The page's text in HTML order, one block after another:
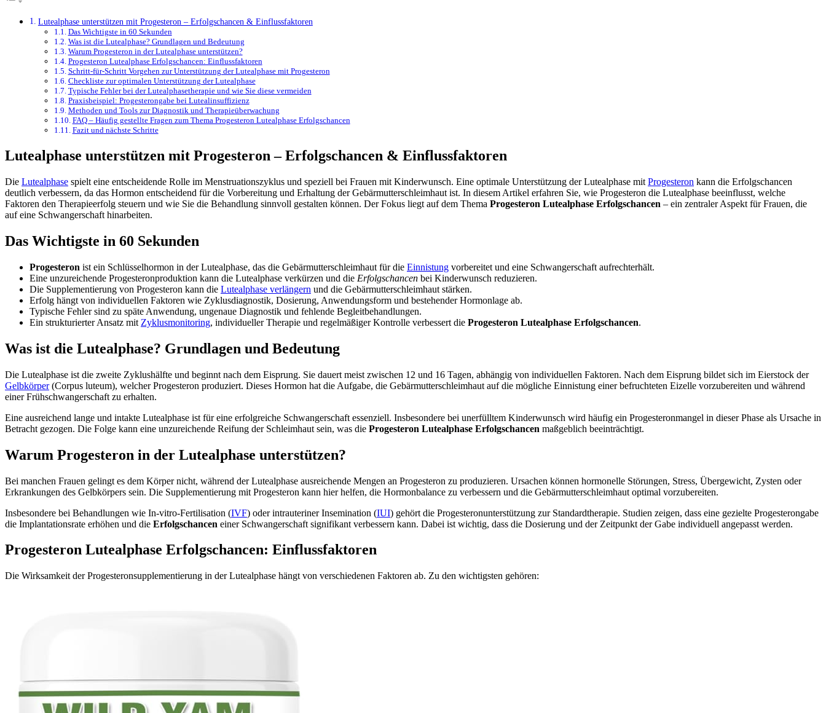
Lutealphase unterstützen mit Progesteron – Erfolgschancen & Einflussfaktoren
Das Wichtigste in 60 Sekunden
Was ist die Lutealphase? Grundlagen und Bedeutung
Warum Progesteron in der Lutealphase unterstützen?
Progesteron Lutealphase Erfolgschancen: Einflussfaktoren
Schritt-für-Schritt Vorgehen zur Unterstützung der Lutealphase mit Progesteron
Checkliste zur optimalen Unterstützung der Lutealphase
Typische Fehler bei der Lutealphasetherapie und wie Sie diese vermeiden
Praxisbeispiel: Progesterongabe bei Lutealinsuffizienz
Methoden und Tools zur Diagnostik und Therapieüberwachung
FAQ – Häufig gestellte Fragen zum Thema Progesteron Lutealphase Erfolgschancen
Fazit und nächste Schritte
Lutealphase unterstützen mit Progesteron – Erfolgschancen & Einflussfaktoren
Die Lutealphase spielt eine entscheidende Rolle im Menstruationszyklus und speziell bei Frauen mit Kinderwunsch. Eine optimale Unterstützung der Lutealphase mit Progesteron kann die Erfolgschancen
deutlich verbessern, da das Hormon entscheidend für die Vorbereitung und Erhaltung der Gebärmutterschleimhaut ist. In diesem Artikel erfahren Sie, wie Progesteron die Lutealphase beeinflusst, welche
Faktoren den Therapieerfolg steuern und wie Sie die Behandlung sinnvoll gestalten können. Der Fokus liegt auf dem Thema Progesteron Lutealphase Erfolgschancen – ein zentraler Aspekt für Frauen, die
auf eine Schwangerschaft hinarbeiten.
Das Wichtigste in 60 Sekunden
Progesteron ist ein Schlüsselhormon in der Lutealphase, das die Gebärmutterschleimhaut für die Einnistung vorbereitet und eine Schwangerschaft aufrechterhält.
Eine unzureichende Progesteronproduktion kann die Lutealphase verkürzen und die Erfolgschancen bei Kinderwunsch reduzieren.
Die Supplementierung von Progesteron kann die Lutealphase verlängern und die Gebärmutterschleimhaut stärken.
Erfolg hängt von individuellen Faktoren wie Zyklusdiagnostik, Dosierung, Anwendungsform und bestehender Hormonlage ab.
Typische Fehler sind zu späte Anwendung, ungenaue Diagnostik und fehlende Begleitbehandlungen.
Ein strukturierter Ansatz mit Zyklusmonitoring, individueller Therapie und regelmäßiger Kontrolle verbessert die Progesteron Lutealphase Erfolgschancen.
Was ist die Lutealphase? Grundlagen und Bedeutung
Die Lutealphase ist die zweite Zyklushälfte und beginnt nach dem Eisprung. Sie dauert meist zwischen 12 und 16 Tagen, abhängig von individuellen Faktoren. Nach dem Eisprung bildet sich im Eierstock der
Gelbkörper(Corpus luteum), welcher Progesteron produziert. Dieses Hormon hat die Aufgabe, die Gebärmutterschleimhaut auf die mögliche Einnistung einer befruchteten Eizelle vorzubereiten und während
einer Frühschwangerschaft zu erhalten.
Eine ausreichend lange und intakte Lutealphase ist für eine erfolgreiche Schwangerschaft essenziell. Insbesondere bei unerfülltem Kinderwunsch wird häufig ein Progesteronmangel in dieser Phase als Ursache in
Betracht gezogen. Die Folge kann eine unzureichende Reifung der Schleimhaut sein, was die Progesteron Lutealphase Erfolgschancen maßgeblich beeinträchtigt.
Warum Progesteron in der Lutealphase unterstützen?
Bei manchen Frauen gelingt es dem Körper nicht, während der Lutealphase ausreichende Mengen an Progesteron zu produzieren. Ursachen können hormonelle Störungen, Stress, Übergewicht, Zysten oder
Erkrankungen des Gelbkörpers sein. Die Supplementierung mit Progesteron kann hier helfen, die Hormonbalance zu verbessern und die Gebärmutterschleimhaut optimal vorzubereiten.
Insbesondere bei Behandlungen wie In-vitro-Fertilisation (IVF) oder intrauteriner Insemination (IUI) gehört die Progesteronunterstützung zur Standardtherapie. Studien zeigen, dass eine gezielte Progesterongabe
die Implantationsrate erhöhen und die Erfolgschancen einer Schwangerschaft signifikant verbessern kann. Dabei ist wichtig, dass die Dosierung und der Zeitpunkt der Gabe individuell angepasst werden.
Progesteron Lutealphase Erfolgschancen: Einflussfaktoren
Die Wirksamkeit der Progesteronsupplementierung in der Lutealphase hängt von verschiedenen Faktoren ab. Zu den wichtigsten gehören: